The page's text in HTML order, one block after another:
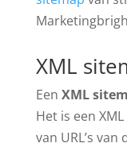
XML
Een XML
Het is een
van URL’s